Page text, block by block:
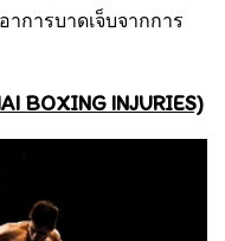
การบาดเจ็บจากการ
BOXING INJURIES)